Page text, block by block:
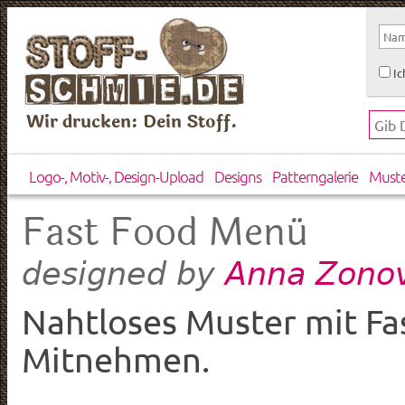
Wir drucken: Dein Stoff.
Logo-, Motiv-, Design-Upload Designs Patterngalerie
Fast Food Menü
designed byAnna
Nahtloses Muster mit
Mitnehmen.